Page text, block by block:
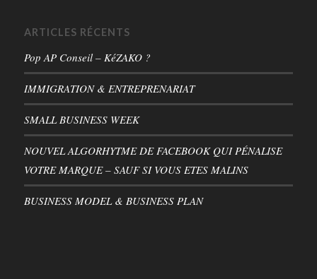
ARTICLES RÉCENTS
Pop AP Conseil – KéZAKO ?
IMMIGRATION & ENTREPRENARIAT
SMALL BUSINESS WEEK
NOUVEL ALGORHYTME DE FACEBOOK QUI PÉNALISE
VOTRE MARQUE – SAUF SI VOUS ETES MALINS
BUSINESS MODEL & BUSINESS PLAN